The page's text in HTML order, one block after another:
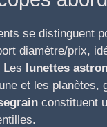
se distinguent
diamètre/prix,
Les lunettes
et les planètes,
constituent